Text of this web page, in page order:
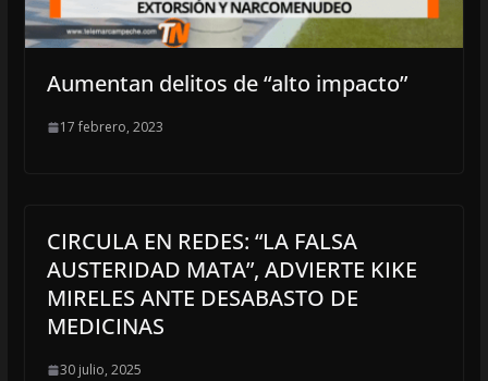
Aumentan delitos de “alto impacto”
17 febrero, 2023
CIRCULA EN REDES: “LA FALSA
AUSTERIDAD MATA”, ADVIERTE KIKE
MIRELES ANTE DESABASTO DE
MEDICINAS
30 julio, 2025